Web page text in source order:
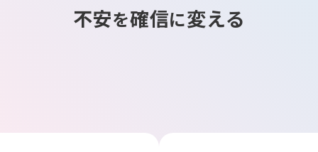
不安を確信に変える